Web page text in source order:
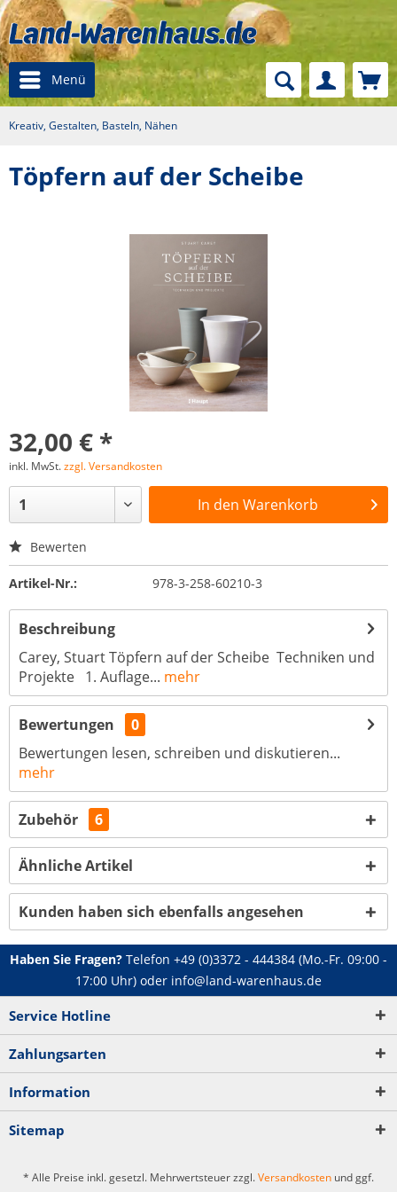
Menü
Kreativ, Gestalten, Basteln, Nähen
Töpfern auf der Scheibe
32,00 € *
inkl. MwSt.zzgl. Versandkosten
In den Warenkorb
Bewerten
Artikel-Nr.: 978-3-258-60210-3
Beschreibung
Carey, Stuart Töpfern auf der Scheibe Techniken und
Projekte 1. Auflage... mehr
Bewertungen
0
Bewertungen lesen, schreiben und diskutieren...
mehr
Zubehör 6
Ähnliche Artikel
Kunden haben sich ebenfalls angesehen
Haben Sie Fragen? Telefon +49 (0)3372 - 444384 (Mo.-Fr. 09:00 -
17:00 Uhr) oder info@land-warenhaus.de
Service Hotline
Zahlungsarten
Information
Sitemap
* Alle Preise inkl. gesetzl. Mehrwertsteuer zzgl.Versandkosten und ggf.